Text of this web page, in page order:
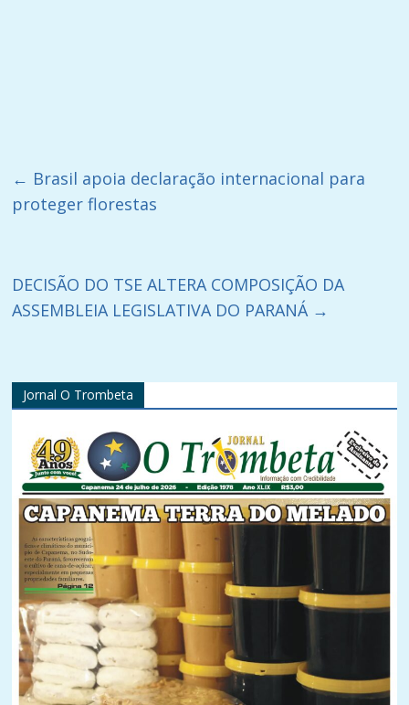
← Brasil apoia declaração internacional para
proteger florestas
DECISÃO DO TSE ALTERA COMPOSIÇÃO DA
ASSEMBLEIA LEGISLATIVA DO PARANÁ →
Jornal O Trombeta